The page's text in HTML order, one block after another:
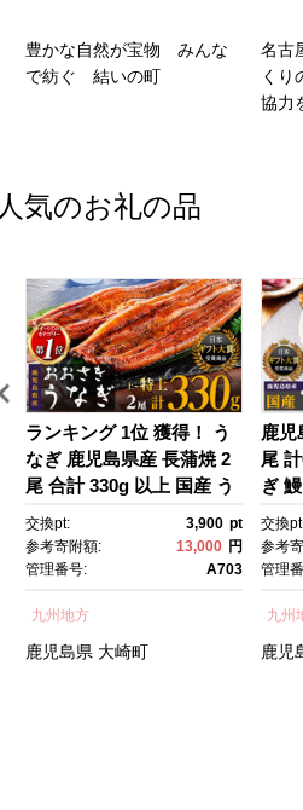
豊かな自然が宝物 みんな
で紡ぐ 結いの町
名古
くり
協力
人気のお礼の品
ランキング 1位 獲得！ う
なぎ 鹿児島県産 長蒲焼 2
尾 合計 330g 以上 国産 う
なぎ 鰻 ウナギ 蒲焼き 蒲
焼 かばやき 魚 魚介 魚
貝 海鮮 うな重 ひつまぶ
気 おすすめ 鹿児島県 大崎
町 大隅半島 A703
交換pt: 3,900 pt
参考寄附額:
13,000 円
管理番号:
A703
九州地方
鹿児島県 大崎町
鹿児
尾
ぎ
焼
蒲焼
の日
り
め
交換
参考
管理
九州
鹿児